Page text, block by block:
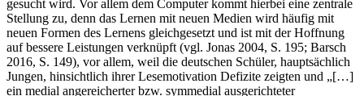
vergangenen Jahre in der Deutschdidaktik nach neuen Wegen
gesucht wird. Vor allem dem Computer kommt hierbei eine zentrale
Stellung zu, denn das Lernen mit neuen Medien wird häufig mit
neuen Formen des Lernens gleichgesetzt und ist mit der Hoffnung
auf bessere Leistungen verknüpft (vgl. Jonas2004, S. 195; Barsch
2016, S. 149), vor allem, weil die deutschen Schüler, hauptsächlich
Jungen, hinsichtlich ihrer Lesemotivation Defizite zeigten und „[…]